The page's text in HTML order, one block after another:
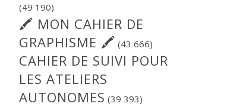
(49 190)
🖍 MON CAHIER DE
GRAPHISME 🖍 (43 666)
CAHIER DE SUIVI POUR
LES ATELIERS
AUTONOMES (39 393)